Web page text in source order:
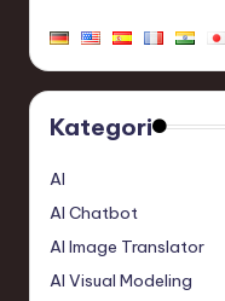
Kategori
AI
AI Chatbot
AI Image Translator
AI Visual Modeling